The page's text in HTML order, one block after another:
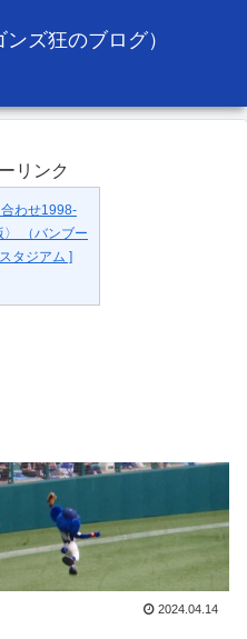
ズ狂のブログ）
リンク
わせ1998-
（バンブー
タジアム ]
2024.04.14